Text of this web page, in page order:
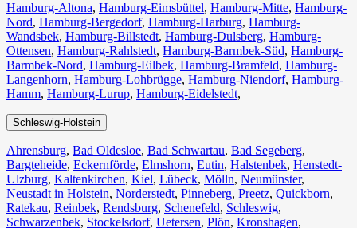
Hamburg-Altona, Hamburg-Eimsbüttel, Hamburg-Mitte, Hamburg-
Nord, Hamburg-Bergedorf, Hamburg-Harburg, Hamburg-
Wandsbek, Hamburg-Billstedt, Hamburg-Dulsberg, Hamburg-
Ottensen, Hamburg-Rahlstedt, Hamburg-Barmbek-Süd, Hamburg-
Barmbek-Nord, Hamburg-Eilbek, Hamburg-Bramfeld, Hamburg-
Langenhorn, Hamburg-Lohbrügge, Hamburg-Niendorf, Hamburg-
Hamm, Hamburg-Lurup, Hamburg-Eidelstedt,
Schleswig-Holstein
Ahrensburg, Bad Oldesloe, Bad Schwartau, Bad Segeberg,
Bargteheide, Eckernförde, Elmshorn, Eutin, Halstenbek, Henstedt-
Ulzburg, Kaltenkirchen, Kiel, Lübeck, Mölln, Neumünster,
Neustadt in Holstein, Norderstedt, Pinneberg, Preetz, Quickborn,
Ratekau, Reinbek, Rendsburg, Schenefeld, Schleswig,
Schwarzenbek, Stockelsdorf, Uetersen, Plön, Kronshagen,